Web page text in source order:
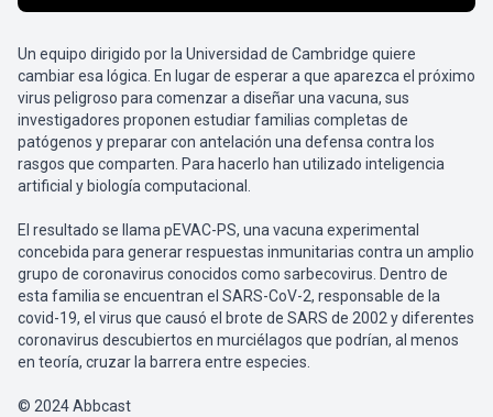
Un equipo dirigido por la Universidad de Cambridge quiere
cambiar esa lógica. En lugar de esperar a que aparezca el próximo
virus peligroso para comenzar a diseñar una vacuna, sus
investigadores proponen estudiar familias completas de
patógenos y preparar con antelación una defensa contra los
rasgos que comparten. Para hacerlo han utilizado inteligencia
artificial y biología computacional.
El resultado se llama pEVAC-PS, una vacuna experimental
concebida para generar respuestas inmunitarias contra un amplio
grupo de coronavirus conocidos como sarbecovirus. Dentro de
esta familia se encuentran el SARS-CoV-2, responsable de la
covid-19, el virus que causó el brote de SARS de 2002 y diferentes
coronavirus descubiertos en murciélagos que podrían, al menos
en teoría, cruzar la barrera entre especies.
© 2024 Abbcast